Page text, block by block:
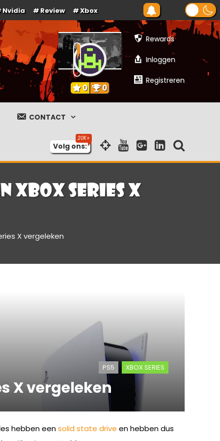
Nvidia Review Xbox
Rewards
Inloggen
Registreren
0 0
CONTACT
Volg ons:
Xbox Series X
X vergeleken
PS5 XBOX SERIES
X vergeleken
hebben eensolid state drive en hebben dus